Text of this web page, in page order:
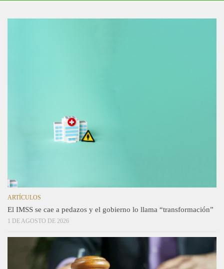
ARTÍCULOS
El IMSS se cae a pedazos y el gobierno lo llama “transformación”
1 DE AGOSTO DE 2026